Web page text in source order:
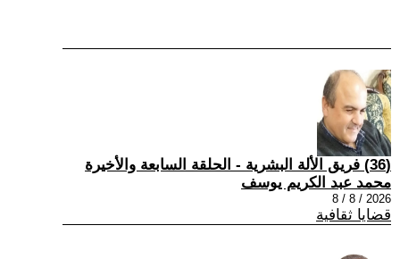
(36) فريق الألة البشرية - الحلقة السابعة والأخيرة
محمد عبد الكريم يوسف
2026 / 8 / 8
قضايا ثقافية